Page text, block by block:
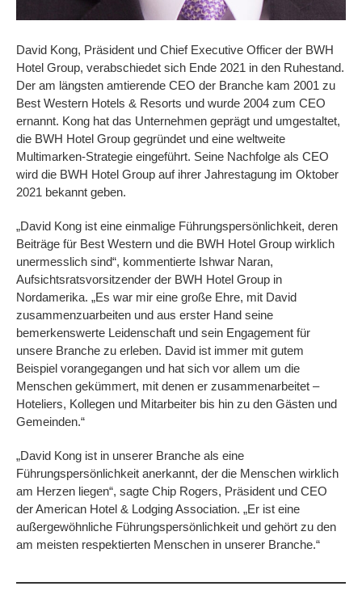
David Kong, Präsident und Chief Executive Officer der BWH
Hotel Group, verabschiedet sich Ende 2021 in den Ruhestand.
Der am längsten amtierende CEO der Branche kam 2001 zu
Best Western Hotels & Resorts und wurde 2004 zum CEO
ernannt. Kong hat das Unternehmen geprägt und umgestaltet,
die BWH Hotel Group gegründet und eine weltweite
Multimarken-Strategie eingeführt. Seine Nachfolge als CEO
wird die BWH Hotel Group auf ihrer Jahrestagung im Oktober
2021 bekannt geben.
„David Kong ist eine einmalige Führungspersönlichkeit, deren
Beiträge für Best Western und die BWH Hotel Group wirklich
unermesslich sind“, kommentierte Ishwar Naran,
Aufsichtsratsvorsitzender der BWH Hotel Group in
Nordamerika. „Es war mir eine große Ehre, mit David
zusammenzuarbeiten und aus erster Hand seine
bemerkenswerte Leidenschaft und sein Engagement für
unsere Branche zu erleben. David ist immer mit gutem
Beispiel vorangegangen und hat sich vor allem um die
Menschen gekümmert, mit denen er zusammenarbeitet –
Hoteliers, Kollegen und Mitarbeiter bis hin zu den Gästen und
Gemeinden.“
„David Kong ist in unserer Branche als eine
Führungspersönlichkeit anerkannt, der die Menschen wirklich
am Herzen liegen“, sagte Chip Rogers, Präsident und CEO
der American Hotel & Lodging Association. „Er ist eine
außergewöhnliche Führungspersönlichkeit und gehört zu den
am meisten respektierten Menschen in unserer Branche.“